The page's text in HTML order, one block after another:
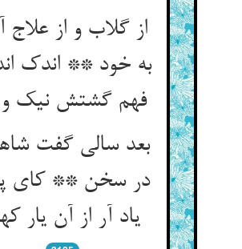
از گلاب و از علاج
به خود ** اندک
فهم گشتش نیک و
بعد سالی گفت
در سخن ** کای
یاد آر از آن یار